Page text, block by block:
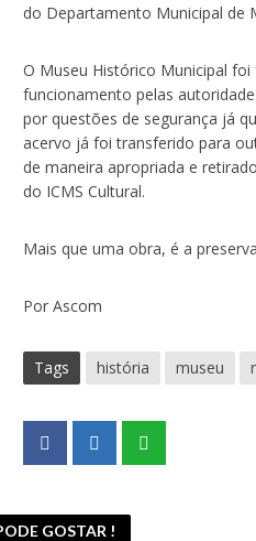
do Departamento Municipal de
O Museu Histórico Municipal
funcionamento pelas
por questões de segurança já
acervo já foi transferido para
de maneira apropriada e
do ICMS Cultural.
Mais que uma obra, é a
Por Ascom
Tags história museu
GOSTAR !